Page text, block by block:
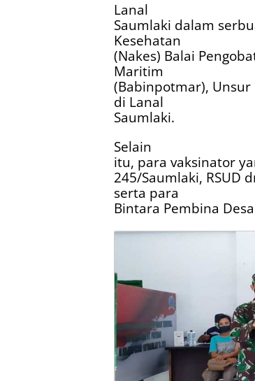
Lanal
Saumlaki dalam
Kesehatan
(Nakes) Balai
Maritim
(Babinpotmar),
di Lanal
Saumlaki.
Selain
itu, para vaksinator
245/Saumlaki, RSUD
serta para
Bintara Pembina